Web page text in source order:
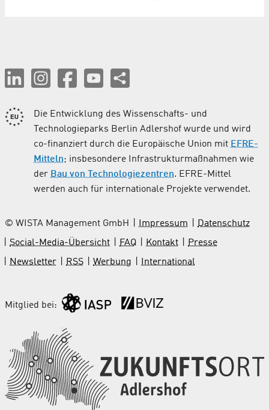
Die Entwicklung des Wissenschafts- und
Technologieparks Berlin Adlershof wurde und wird
co-finanziert durch die Europäische Union mit EFRE-
Mitteln; insbesondere Infrastrukturmaßnahmen wie
der Bau von Technologiezentren. EFRE-Mittel
werden auch für internationale Projekte verwendet.
© WISTA Management GmbH Impressum
Datenschutz
Social-Media-Übersicht
FAQ Kontakt
Presse
Newsletter
RSS Werbung International
Mitglied bei: